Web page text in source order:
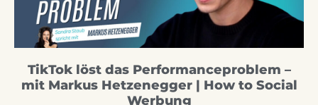
TikTok löst das Performanceproblem –
mit Markus Hetzenegger | How to Social
Werbung